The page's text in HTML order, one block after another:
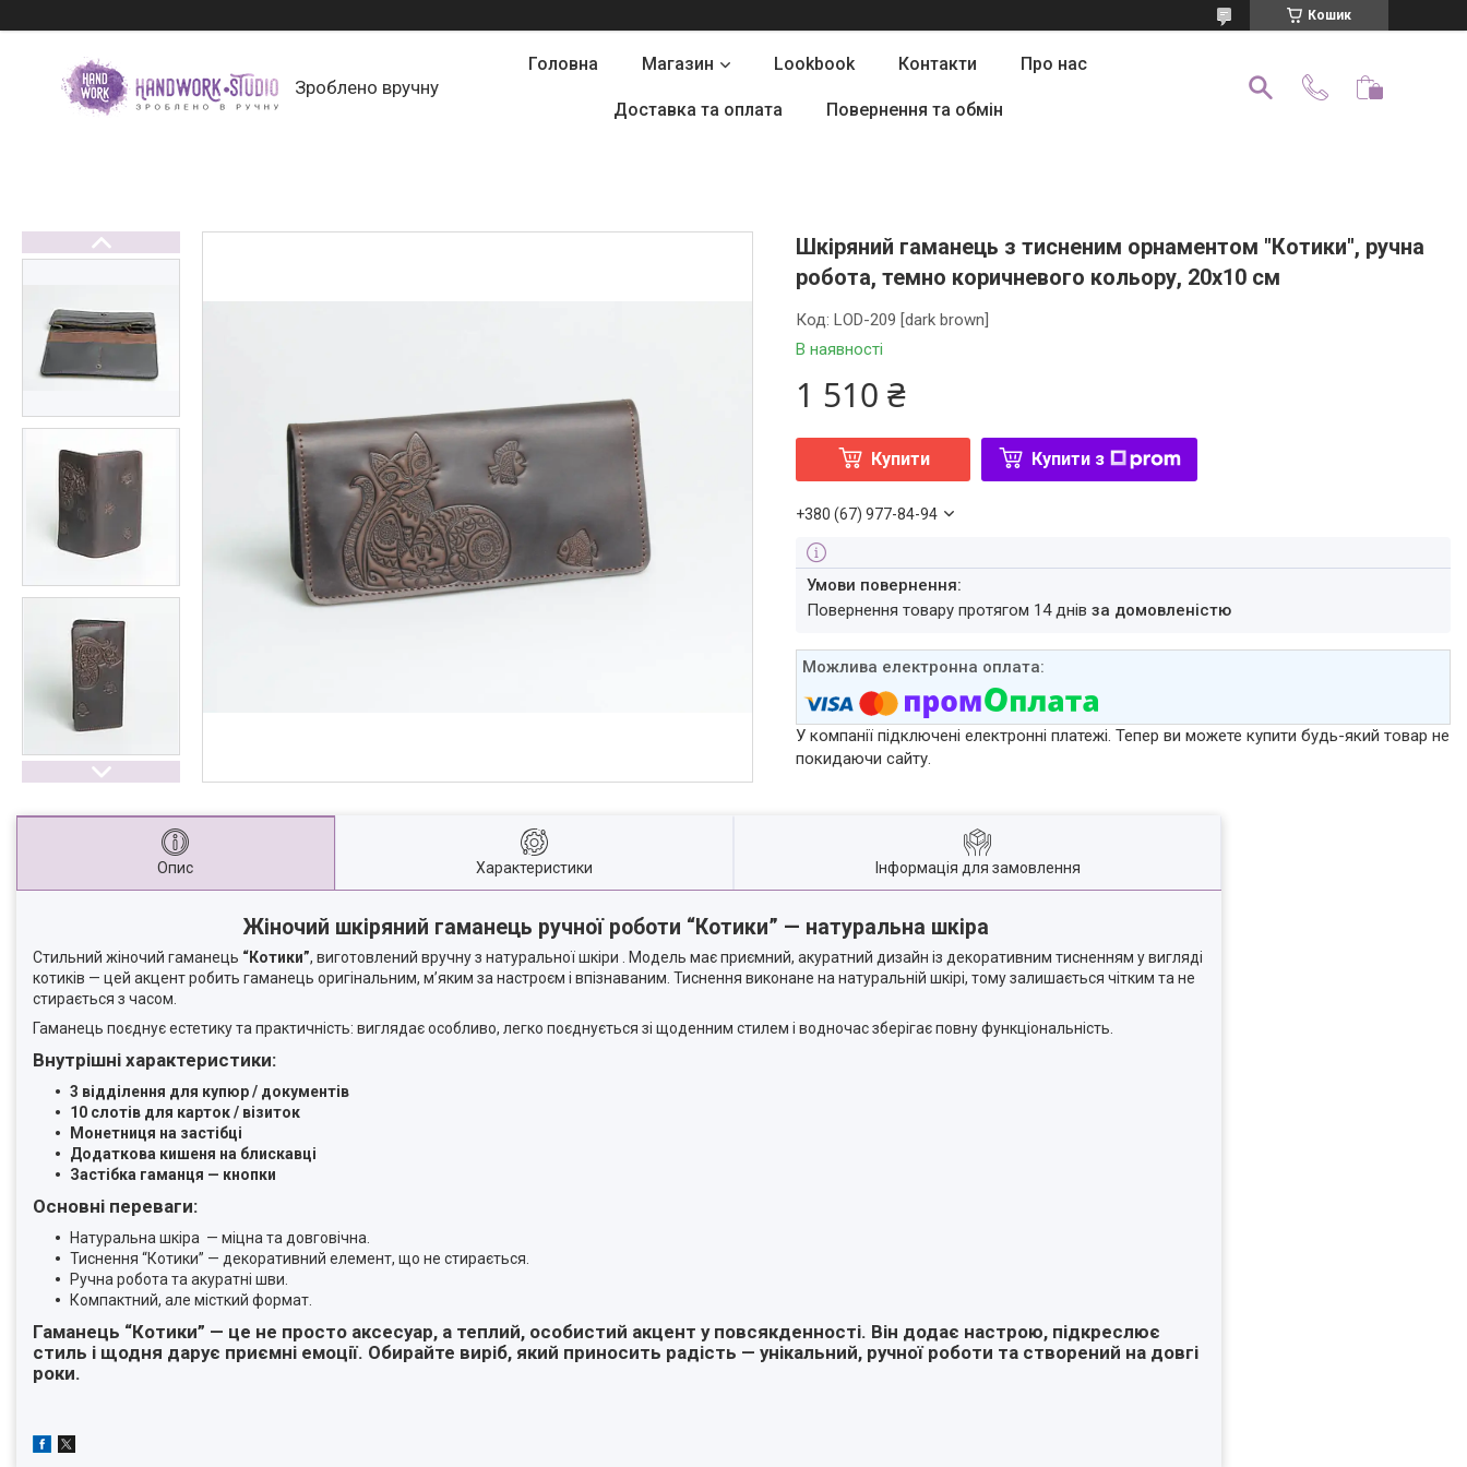
Кошик
Зроблено вручну
Головна Магазин Lookbook Контакти Про нас
Доставка та оплата Повернення та обмін
Шкіряний гаманець з тисненим орнаментом "Котики", ручна
робота, темно коричневого кольору, 20х10 см
В наявності
Код:LOD-209 [dark brown]
1 510 ₴
Купити Купити з
+380 (67) 977-84-94
повернення товару протягом 14 днівза домовленістю
У компанії підключені електронні платежі. Тепер ви можете купити будь-який товар не
покидаючи сайту.
Опис Характеристики Інформація для замовлення
Жіночий шкіряний гаманець ручної роботи “Котики” — натуральна шкіра
Стильний жіночий гаманець “Котики”, виготовлений вручну з натуральної шкіри . Модель має приємний, акуратний дизайн із декоративним тисненням у вигляді
котиків — цей акцент робить гаманець оригінальним, м’яким за настроєм і впізнаваним. Тиснення виконане на натуральній шкірі, тому залишається чітким та не
стирається з часом.
Гаманець поєднує естетику та практичність: виглядає особливо, легко поєднується зі щоденним стилем і водночас зберігає повну функціональність.
Внутрішні характеристики:
3 відділення для купюр / документів
10 слотів для карток / візиток
Монетниця на застібці
Додаткова кишеня на блискавці
Застібка гаманця — кнопки
Основні переваги:
Натуральна шкіра — міцна та довговічна.
Тиснення “Котики” — декоративний елемент, що не стирається.
Ручна робота та акуратні шви.
Компактний, але місткий формат.
Гаманець “Котики” — це не просто аксесуар, а теплий, особистий акцент у повсякденності. Він додає настрою, підкреслює
стиль і щодня дарує приємні емоції. Обирайте виріб, який приносить радість — унікальний, ручної роботи та створений на довгі
роки.